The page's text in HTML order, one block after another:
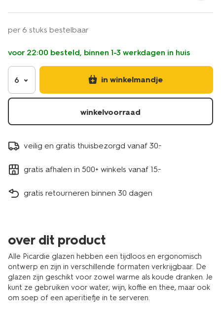
per 6 stuks bestelbaar
voor 22:00 besteld, binnen 1-3 werkdagen in huis
6 in winkelmandje
winkelvoorraad
veilig en gratis thuisbezorgd vanaf 30.-
gratis afhalen in 500+ winkels vanaf 15.-
gratis retourneren binnen 30 dagen
over dit product
Alle Picardie glazen hebben een tijdloos en ergonomisch
ontwerp en zijn in verschillende formaten verkrijgbaar. De
glazen zijn geschikt voor zowel warme als koude dranken. Je
kunt ze gebruiken voor water, wijn, koffie en thee, maar ook
om soep of een aperitiefje in te serveren.